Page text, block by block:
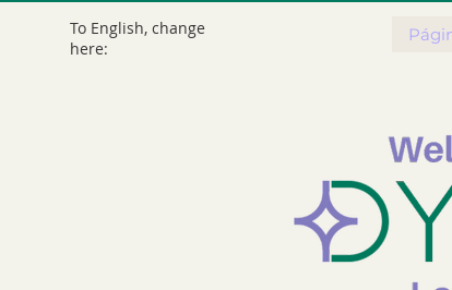
To English, change
here: